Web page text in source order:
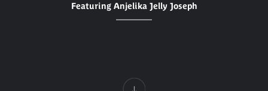
Featuring Anjelika Jelly Joseph